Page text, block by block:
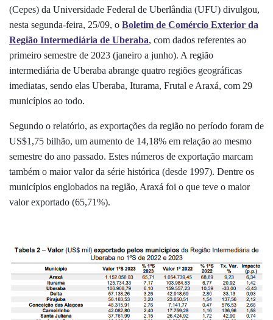
(Cepes) da Universidade Federal de Uberlândia (UFU) divulgou,
nesta segunda-feira, 25/09, o Boletim de Comércio Exterior da
Região Intermediária de Uberaba, com dados referentes ao
primeiro semestre de 2023 (janeiro a junho). A região
intermediária de Uberaba abrange quatro regiões geográficas
imediatas, sendo elas Uberaba, Iturama, Frutal e Araxá, com 29
municípios ao todo.
Segundo o relatório, as exportações da região no período foram de
US$1,75 bilhão, um aumento de 14,18% em relação ao mesmo
semestre do ano passado. Estes números de exportação marcam
também o maior valor da série histórica (desde 1997). Dentre os
municípios englobados na região, Araxá foi o que teve o maior
valor exportado (65,71%).